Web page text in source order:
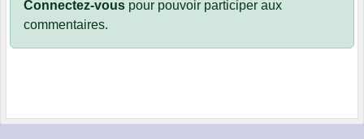
Connectez-vous pour pouvoir participer aux
commentaires.